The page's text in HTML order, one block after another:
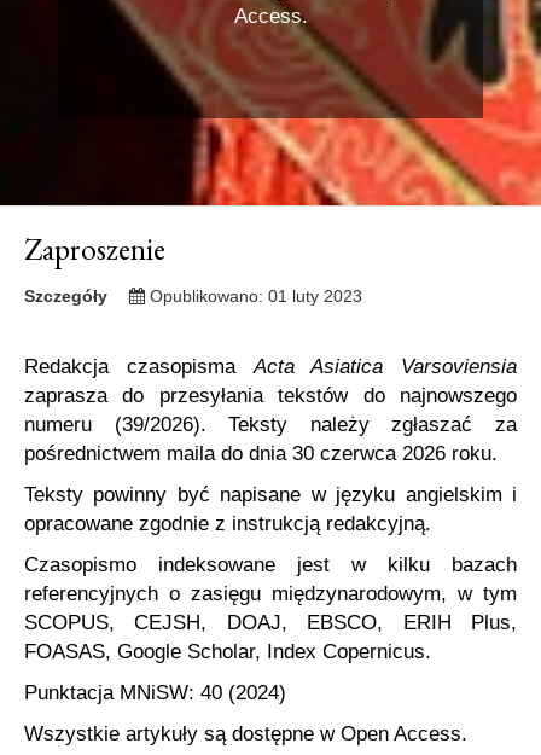
Access.
Zaproszenie
Szczegóły Opublikowano: 01 luty 2023
Redakcja czasopismaActa Asiatica Varsoviensia
zaprasza do przesyłania tekstów do najnowszego
numeru (39/2026). Teksty należy zgłaszać za
pośrednictwem maila do dnia 30 czerwca 2026 roku.
Teksty powinny być napisane w języku angielskim i
opracowane zgodnie z instrukcją redakcyjną.
Czasopismo indeksowane jest w kilku bazach
referencyjnych o zasięgu międzynarodowym, w tym
SCOPUS, CEJSH, DOAJ, EBSCO, ERIH Plus,
FOASAS, Google Scholar, Index Copernicus.
Punktacja MNiSW: 40 (2024)
Wszystkie artykuły są dostępne w Open Access.